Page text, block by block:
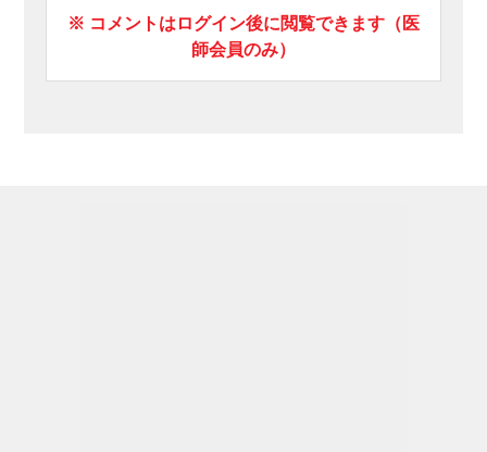
※ コメントはログイン後に閲覧できます（医
師会員のみ）